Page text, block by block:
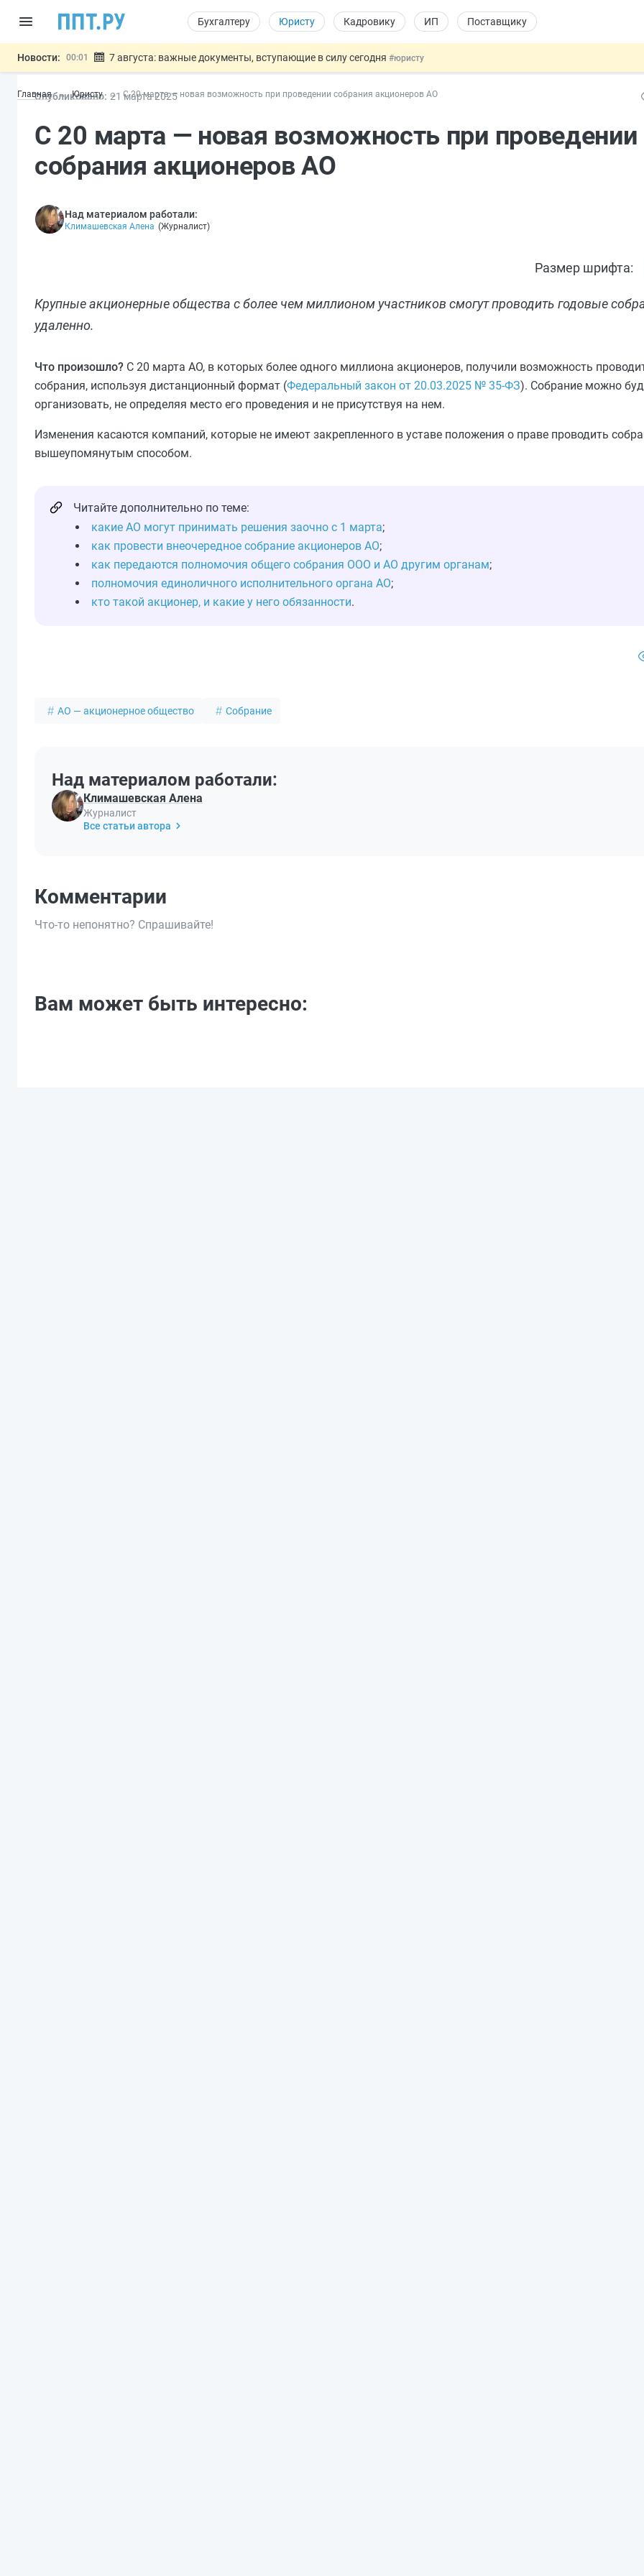
Бухгалтеру Юристу Кадровику ИП Поставщику
Новости: 00:01 7 августа: важные документы, вступающие в силу сегодня #юристу
06.08 Подписан указ об отмене спецрежима для вкладов физлиц из недружественных стран
06.08
Важно Обеспечительный платёж СПОТ могут заменить банковской гарантией #бухгалтеру
Главная Юристу С 20 марта — новая возможность при проведении собрания акционеров АО
Опубликовано: 21 марта2025
С 20 марта — новая возможность при проведении
собрания акционеров АО
Над материалом работали:
Климашевская Алена (Журналист)
Размер шрифта:
Крупные акционерные общества с более чем миллионом участников смогут проводить годовые
удаленно.
Что произошло? С 20 марта АО, в которых более одного миллиона акционеров, получили возможность
собрания, используя дистанционный формат (Федеральный закон от 20.03.2025 № 35-ФЗ). Собрание можно
организовать, не определяя место его проведения и не присутствуя на нем.
Изменения касаются компаний, которые не имеют закрепленного в уставе положения о праве проводить
вышеупомянутым способом.
Читайте дополнительно по теме:
какие АО могут принимать решения заочно с 1 марта;
как провести внеочередное собрание акционеров АО;
как передаются полномочия общего собрания ООО и АО другим органам;
полномочия единоличного исполнительного органа АО;
кто такой акционер, и какие у него обязанности.
АО — акционерное общество Собрание
Над материалом работали:
Климашевская Алена
Журналист
Все статьи автора
Комментарии
Что-то непонятно? Спрашивайте!
Вам может быть интересно: